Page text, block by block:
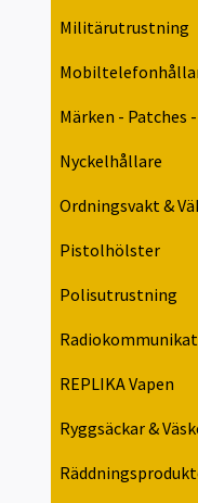
Militärutrustning
Märken - Patches
Nyckelhållare
Ordningsvakt &
Pistolhölster
Polisutrustning
REPLIKA Vapen
Ryggsäckar &